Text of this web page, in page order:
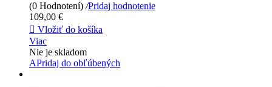
(0 Hodnotení) /Pridaj hodnotenie
109,00 €
 Vložiť do košíka
Viac
Nie je skladom
APridaj do obľúbených